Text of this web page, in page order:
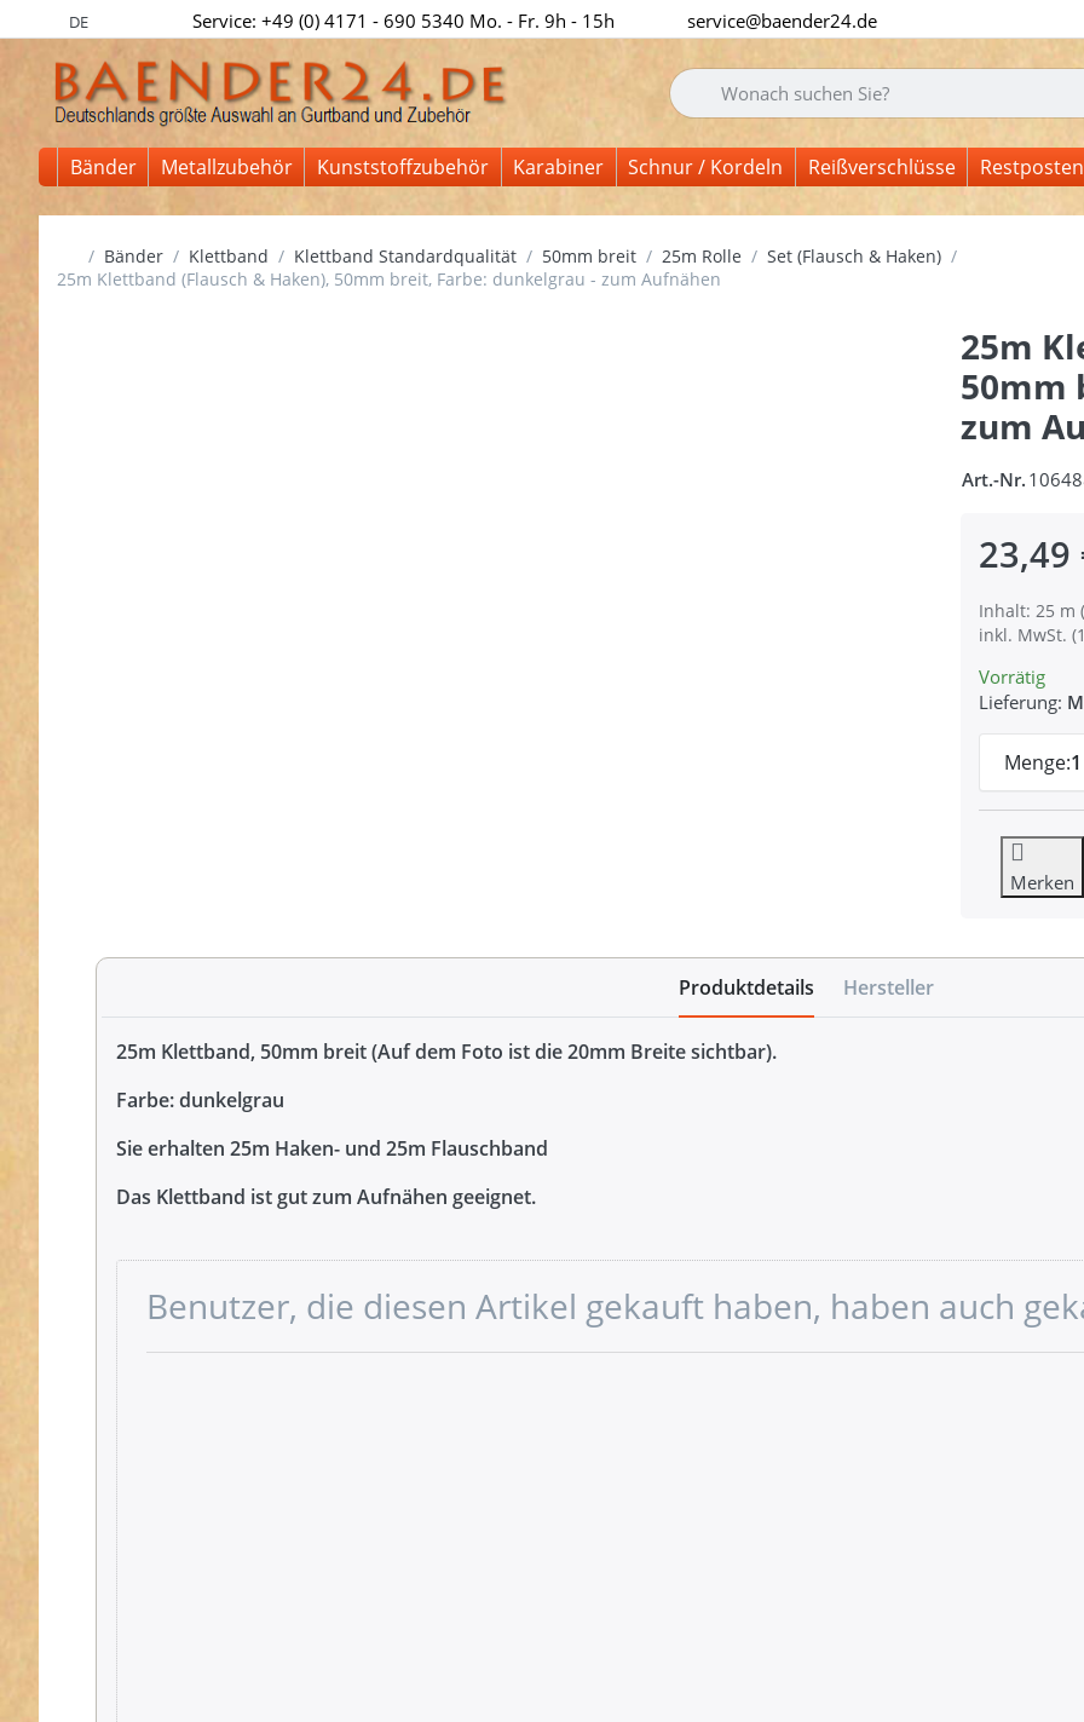
DE Service: +49 (0) 4171 - 690 5340 Mo. - Fr. 9h - 15h service@baender24.de
Geben Sie einen Suchbegriff ein. Während Sie
Bänder Metallzubehör Kunststoffzubehör Karabiner Schnur / Kordeln Reißverschlüsse Restposten
Startseite
Bänder Klettband Klettband Standardqualität 50mm breit 25m Rolle
Set (Flausch & Haken)
25m Klettband (Flausch & Haken), 50mm breit, Farbe: dunkelgrau - zum Aufnähen
25m
50mm
zum
Art.-Nr.
23,49
Inhalt: 25 m
inkl. MwSt.
Vorrätig
Lieferung:
Menge:1
Merken
Produktdetails Hersteller
25m Klettband, 50mm breit (Auf dem Foto ist die 20mm Breite sichtbar).
Farbe: dunkelgrau
Sie erhalten 25m Haken- und 25m Flauschband
Das Klettband ist gut zum Aufnähen geeignet.
Benutzer, die diesen Artikel gekauft haben, haben auch